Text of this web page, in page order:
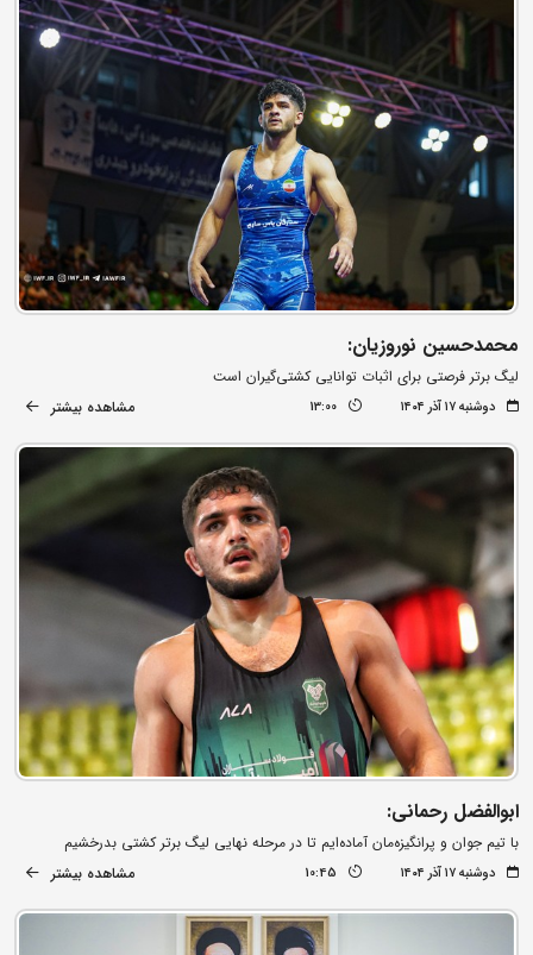
محمدحسین نوروزیان:
لیگ برتر فرصتی برای اثبات توانایی کشتی‌گیران است
دوشنبه ۱۷ آذر ۱۴۰۴ 13:00 مشاهده بیشتر
ابوالفضل رحمانی:
با تیم جوان و پرانگیزه‌مان آماده‌ایم تا در مرحله نهایی لیگ برتر کشتی بدرخشیم
دوشنبه ۱۷ آذر ۱۴۰۴ 10:45 مشاهده بیشتر